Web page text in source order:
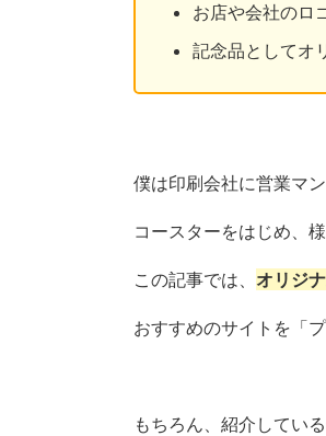
お店や会社のロ
記念品としてオ
僕は印刷会社に営業マ
コースターをはじめ、
この記事では、 オリジ
おすすめのサイトを「
もちろん、紹介してい